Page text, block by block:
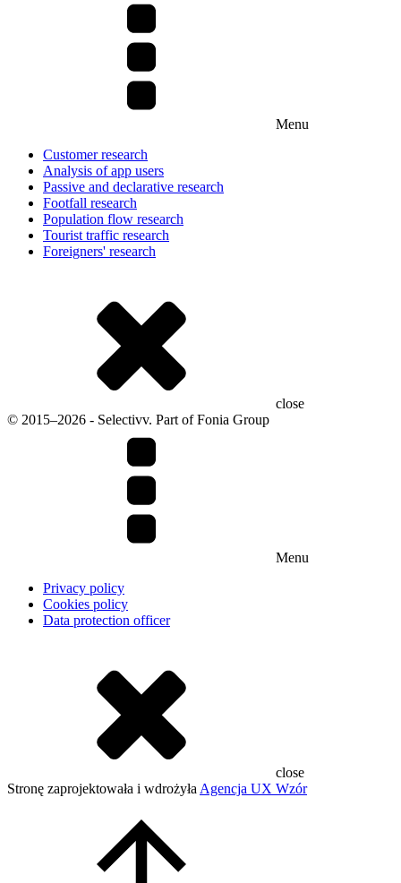
Menu
Customer research
Analysis of app users
Passive and declarative research
Footfall research
Population flow research
Tourist traffic research
Foreigners' research
close
© 2015–2026 - Selectivv. Part of Fonia Group
Menu
Privacy policy
Cookies policy
Data protection officer
close
Stronę zaprojektowała i wdrożyła Agencja UX Wzór